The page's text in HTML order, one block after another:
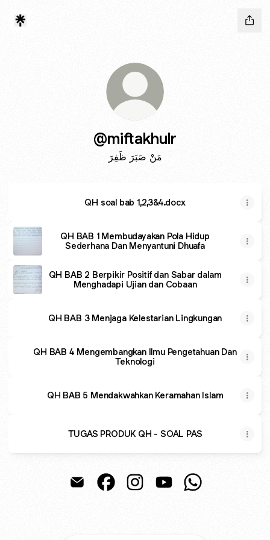
@miftakhulr
مَنْ صَبَرَ ظَفِرَ
QH soal bab 1,2,3&4.docx
QH BAB 1 Membudayakan Pola Hidup
Sederhana Dan Menyantuni Dhuafa
QH BAB 2 Berpikir Positif dan Sabar dalam
Menghadapi Ujian dan Cobaan
QH BAB 3 Menjaga Kelestarian Lingkungan
QH BAB 4 Mengembangkan Ilmu Pengetahuan Dan
Teknologi
QH BAB 5 Mendakwahkan Keramahan Islam
TUGAS PRODUK QH - SOAL PAS